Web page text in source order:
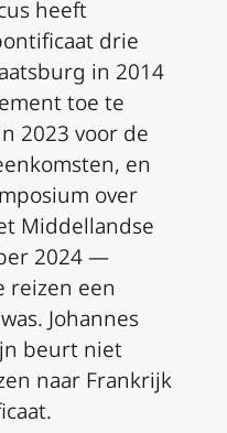
heeft
drie
in 2014
toe te
2023 voor de
en
over
Middellandse
2024 —
reizen een
Johannes
beurt niet
naar Frankrijk